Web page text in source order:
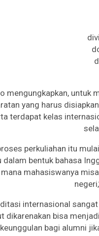
mengungkapkan, untuk
yang harus
terdapat kelas
perkuliahan itu
dalam bentuk bahasa
mahasiswanya
internasional
dikarenakan bisa
keunggulan bagi alumni